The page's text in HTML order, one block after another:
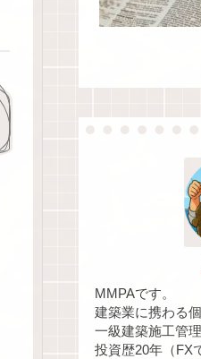
MMPAです。
建築業に携わる
一級建築施工管
投資歴20年（FX